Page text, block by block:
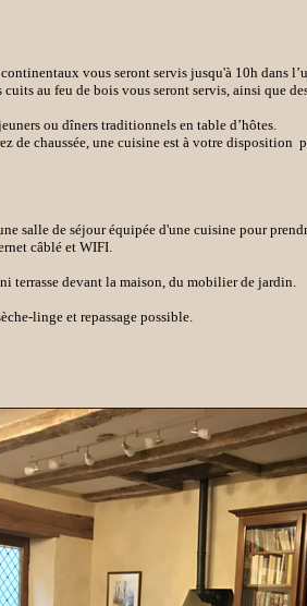
vous seront servis jusqu'à 10h dans
cuits au feu de bois vous seront servis, ainsi que
ou dîners traditionnels en table d’hôtes.
de chaussée, une cuisine est à votre disposition
salle de séjour équipée d'une cuisine pour
câblé et WIFI.
terrasse devant la maison, du mobilier de jardin.
linge et repassage possible.